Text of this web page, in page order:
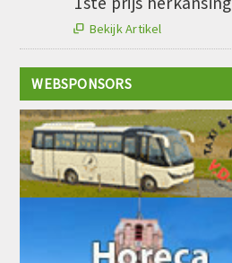
 Bekijk Artikel
WEBSPONSORS